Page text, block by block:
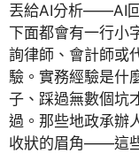
丟給AI分析——AI
下面都會有一行小
詢律師、會計師或
驗。實務經驗是什
子、踩過無數個坑
過。那些地政承辦
收狀的眉角——這